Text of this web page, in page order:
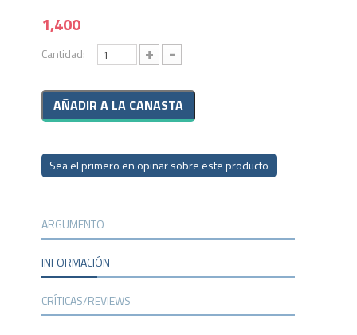
1,400
Cantidad: + -
Sea el primero en opinar sobre este producto
ARGUMENTO
INFORMACIÓN
CRÍTICAS/REVIEWS